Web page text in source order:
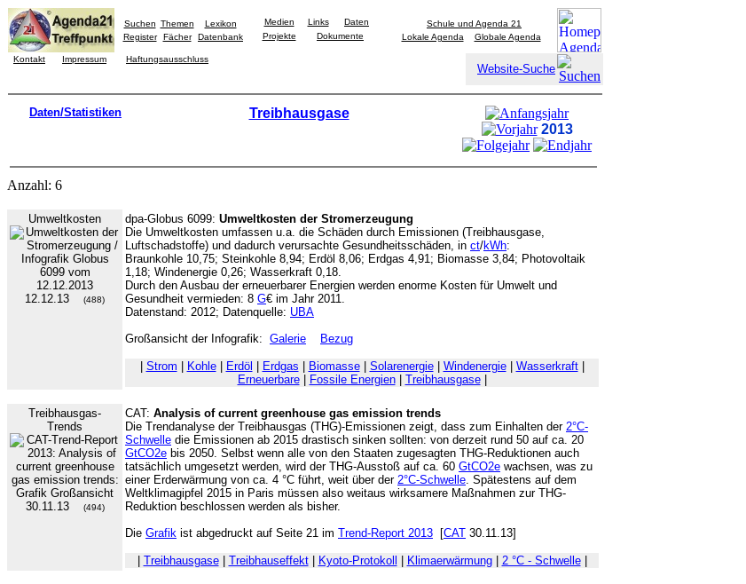
Suchen Themen
Lexikon
Register
Fächer Datenbank
Medien Links
Daten
Projekte
Dokumente
Schule und Agenda 21
Lokale Agenda
Globale Agenda
Kontakt Impressum Haftungsausschluss
Website-Suche
Daten/Statistiken
Treibhausgase
2013
Anzahl: 6
Umweltkosten
12.12.13 (488)
dpa-Globus 6099: Umweltkosten der Stromerzeugung
Die Umweltkosten umfassen u.a. die Schäden durch Emissionen (Treibhausgase,
Luftschadstoffe) und dadurch verursachte Gesundheitsschäden, in ct/kWh:
Braunkohle 10,75; Steinkohle 8,94; Erdöl 8,06; Erdgas 4,91; Biomasse 3,84; Photovoltaik
1,18; Windenergie 0,26; Wasserkraft 0,18.
Durch den Ausbau der erneuerbarer Energien werden enorme Kosten für Umwelt und
Gesundheit vermieden: 8 G€ im Jahr 2011.
Datenstand: 2012; Datenquelle: UBA
Großansicht der Infografik: Galerie Bezug
Strom Kohle| Erdöl Erdgas Biomasse| Solarenergie| Windenergie| Wasserkraft|
Erneuerbare| Fossile Energien| Treibhausgase|
Treibhausgas-
Trends
30.11.13 (494)
CAT: Analysis of current greenhouse gas emission trends
Die Trendanalyse der Treibhausgas (THG)-Emissionen zeigt, dass zum Einhalten der 2°C-
Schwelle die Emissionen ab 2015 drastisch sinken sollten: von derzeit rund 50 auf ca. 20
GtCO2e bis 2050. Selbst wenn alle von den Staaten zugesagten THG-Reduktionen auch
tatsächlich umgesetzt werden, wird der THG-Ausstoß auf ca. 60 GtCO2e wachsen, was zu
einer Erderwärmung von ca. 4 °C führt, weit über der 2°C-Schwelle. Spätestens auf dem
Weltklimagipfel 2015 in Paris müssen also weitaus wirksamere Maßnahmen zur THG-
Reduktion beschlossen werden als bisher.
Die Grafik ist abgedruckt auf Seite 21 im Trend-Report 2013 [CAT 30.11.13]
Treibhausgase| Treibhauseffekt| Kyoto-Protokoll Klimaerwärmung| 2 °C - Schwelle|